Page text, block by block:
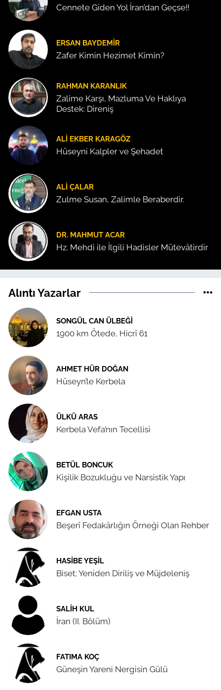
Cennete Giden Yol İran’dan Geçse!!
ERSAN BAYDEMIR
Zafer Kimin Hezimet Kimin?
RAHMAN KARANLIK
Zalime Karşı, Mazluma Ve Haklıya
Destek: Direniş
ALI EKBER KARAGÖZ
Hüseyni Kalpler ve Şehadet
ALI ÇALAR
Zulme Susan, Zalimle Beraberdir.
DR. MAHMUT ACAR
Hz. Mehdi ile İlgili Hadisler Mütevâtirdir
Alıntı Yazarlar
SONGÜL CAN ÜLBEĞI
1900 km Ötede, Hicrî 61
AHMET HÜR DOĞAN
Hüseyn’le Kerbela
ÜLKÜ ARAS
Kerbela Vefa’nın Tecellisi
BETÜL BONCUK
Kişilik Bozukluğu ve Narsistik Yapı
EFGAN USTA
Beşerî Fedakârlığın Örneği Olan Rehber
HASIBE YEŞIL
Biset; Yeniden Diriliş ve Müjdeleniş
SALIH KUL
İran (II. Bölüm)
FATIMA KOÇ
Güneşin Yareni Nergisin Gülü